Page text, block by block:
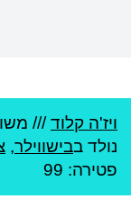
ויז'ה קלוד///
נולד בבישווילר,
פטירה: 99